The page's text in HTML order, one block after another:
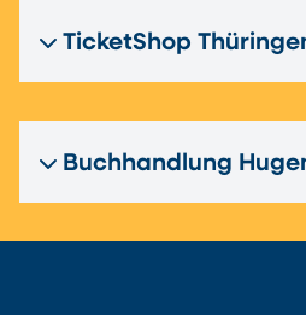
TicketShop
Buchhandlung